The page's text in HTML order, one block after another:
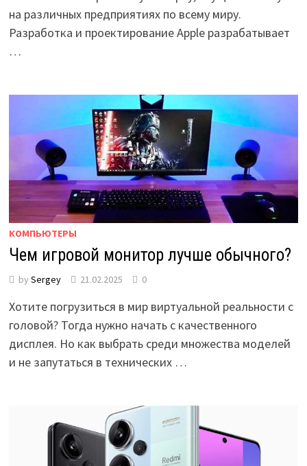
на различных предприятиях по всему миру.
Разработка и проектирование Apple разрабатывает
…
КОМПЬЮТЕРЫ
Чем игровой монитор лучше обычного?
by Sergey 21.02.2025 0
Хотите погрузиться в мир виртуальной реальности с
головой? Тогда нужно начать с качественного
дисплея. Но как выбрать среди множества моделей
и не запутаться в технических …